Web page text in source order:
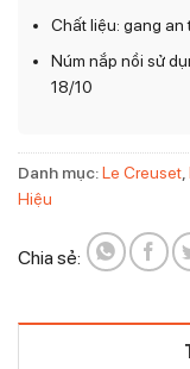
Chất liệu: gang an
Núm nắp nồi sử
18/10
Danh mục:Le Creuset
Hiệu
Chia sẻ: